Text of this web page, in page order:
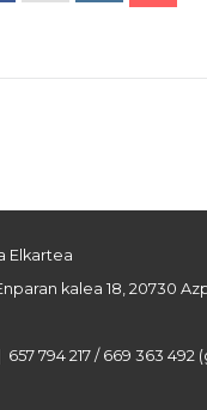
Elkartea
kalea 18, 20730
| 657 794 217 / 669 363 492